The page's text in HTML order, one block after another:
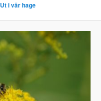
Ut i vår hage